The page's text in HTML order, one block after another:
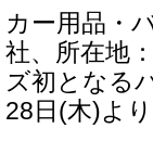
カー用品・
社、所在地
ズ初となる
28日(木)よ